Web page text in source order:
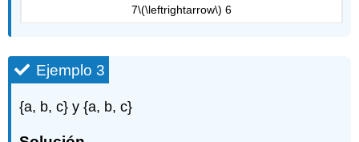
7\(\leftrightarrow\) 6
Ejemplo 3
{a, b, c} y {a, b, c}